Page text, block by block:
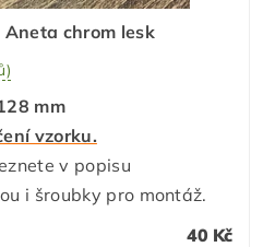
chrom lesk
mm
vzorku.
v popisu
i šroubky pro montáž.
40 Kč